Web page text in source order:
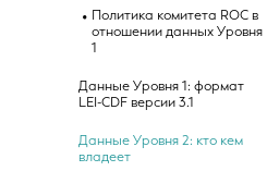
Политика комитета ROC в
отношении данных Уровня
1
Данные Уровня 1: формат
LEI-CDF версии 3.1
Данные Уровня 2: кто кем
владеет